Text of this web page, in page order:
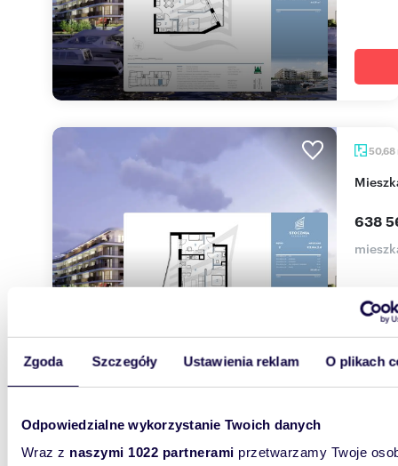
Zgoda Szczegóły Ustawienia reklam O plikach
Odpowiedzialne wykorzystanie Twoich danych
Wraz z naszymi 1022 partnerami przetwarzamy Twoje
50,68
638